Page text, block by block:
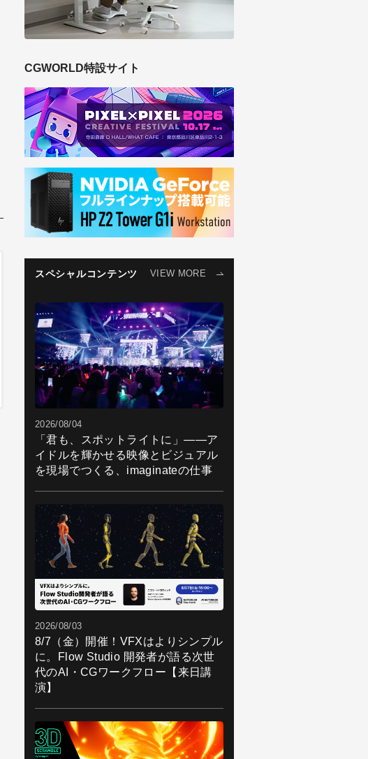
CGWORLD特設サイト
スペシャルコンテンツ VIEW MORE
2026/08/04
「君も、スポットライトに」――ア
イドルを輝かせる映像とビジュアル
を現場でつくる、imaginateの仕事
2026/08/03
8/7（金）開催！VFXはよりシンプル
に。Flow Studio 開発者が語る次世
代のAI・CGワークフロー【来日講
演】